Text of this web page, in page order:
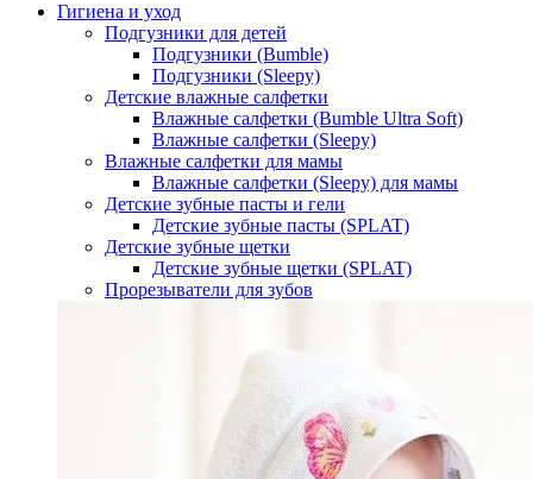
Гигиена и уход
Подгузники для детей
Подгузники (Bumble)
Подгузники (Sleepy)
Детские влажные салфетки
Влажные салфетки (Bumble Ultra Soft)
Влажные салфетки (Sleepy)
Влажные салфетки для мамы
Влажные салфетки (Sleepy) для мамы
Детские зубные пасты и гели
Детские зубные пасты (SPLAT)
Детские зубные щетки
Детские зубные щетки (SPLAT)
Прорезыватели для зубов